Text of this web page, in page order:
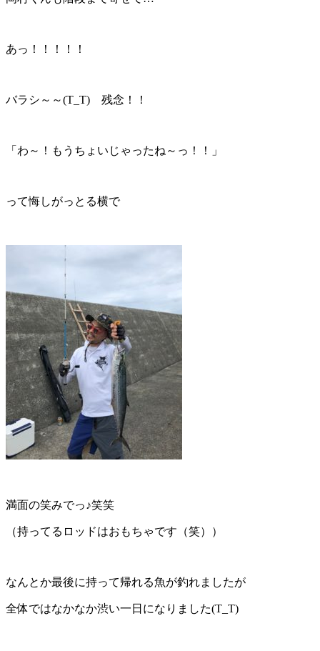
あっ！！！！！
バラシ～～(T_T) 残念！！
「わ～！もうちょいじゃったね～っ！！」
って悔しがっとる横で
満面の笑みでっ♪笑笑
（持ってるロッドはおもちゃです（笑））
なんとか最後に持って帰れる魚が釣れましたが
全体ではなかなか渋い一日になりました(T_T)